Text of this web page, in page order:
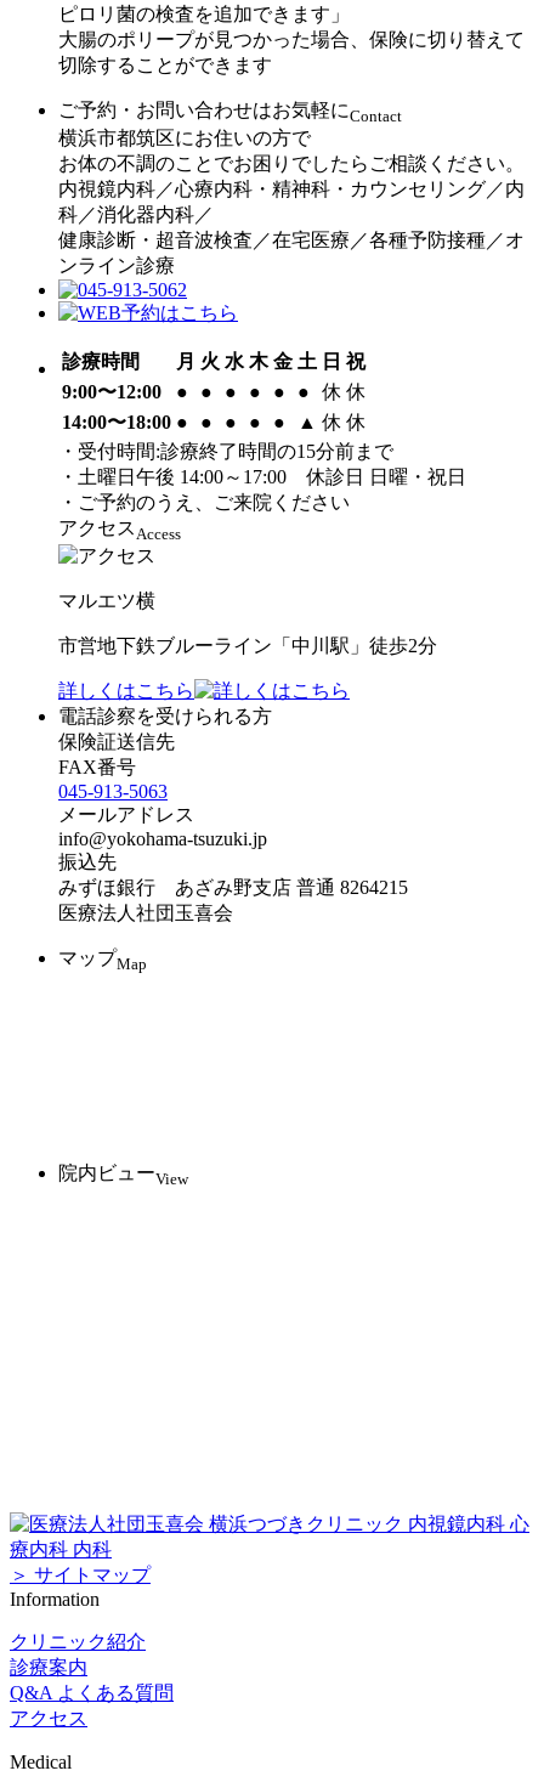
ピロリ菌の検査を追加できます」
大腸のポリープが見つかった場合、保険に切り替えて
切除することができます
ご予約・お問い合わせはお気軽にContact
横浜市都筑区にお住いの方で
お体の不調のことでお困りでしたらご相談ください。
内視鏡内科／心療内科・精神科・カウンセリング／内
科／消化器内科／
健康診断・超音波検査／在宅医療／各種予防接種／オ
ンライン診療
診療時間 月 火 水 木 金 土 日 祝
9:00〜12:00
● ● ● ● ● ● 休 休
14:00〜18:00 ● ● ● ● ● ▲ 休 休
・受付時間:診療終了時間の15分前まで
・土曜日午後 14:00～17:00 休診日 日曜・祝日
・ご予約のうえ、ご来院ください
アクセスAccess
マルエツ横
市営地下鉄ブルーライン「中川駅」徒歩2分
詳しくはこちら
電話診察を受けられる方
保険証送信先
FAX番号
045-913-5063
メールアドレス
info@yokohama-tsuzuki.jp
振込先
みずほ銀行 あざみ野支店 普通 8264215
医療法人社団玉喜会
マップMap
院内ビューView
＞ サイトマップ
Information
クリニック紹介
診療案内
Q&A よくある質問
アクセス
Medical